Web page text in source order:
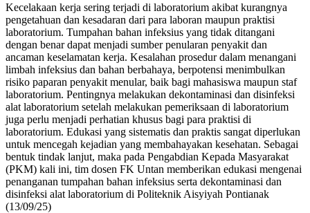
Kecelakaan kerja sering terjadi di laboratorium akibat kurangnya
pengetahuan dan kesadaran dari para laboran maupun praktisi
laboratorium. Tumpahan bahan infeksius yang tidak ditangani
dengan benar dapat menjadi sumber penularan penyakit dan
ancaman keselamatan kerja. Kesalahan prosedur dalam menangani
limbah infeksius dan bahan berbahaya, berpotensi menimbulkan
risiko paparan penyakit menular, baik bagi mahasiswa maupun staf
laboratorium. Pentingnya melakukan dekontaminasi dan disinfeksi
alat laboratorium setelah melakukan pemeriksaan di laboratorium
juga perlu menjadi perhatian khusus bagi para praktisi di
laboratorium. Edukasi yang sistematis dan praktis sangat diperlukan
untuk mencegah kejadian yang membahayakan kesehatan. Sebagai
bentuk tindak lanjut, maka pada Pengabdian Kepada Masyarakat
(PKM) kali ini, tim dosen FK Untan memberikan edukasi mengenai
penanganan tumpahan bahan infeksius serta dekontaminasi dan
disinfeksi alat laboratorium di Politeknik Aisyiyah Pontianak
(13/09/25)